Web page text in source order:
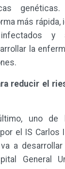
más rápida,
y
la
reducir el
uno de
el IS Carlos
a desarrollar
General